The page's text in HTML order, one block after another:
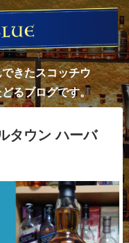
きたスコッチウ
るブログです。
タウン ハーバ